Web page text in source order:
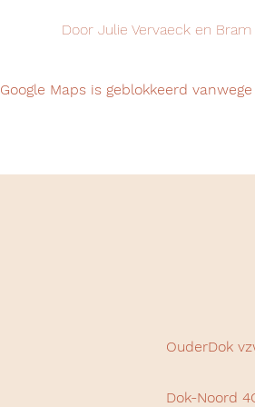
Door Julie Vervaeck en Bram
Google Maps is geblokkeerd
OuderDok
Dok-Noord